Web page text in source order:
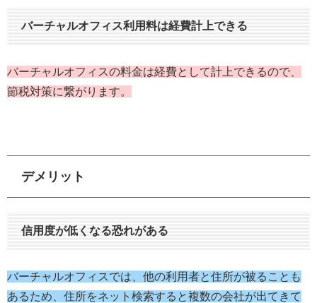
バーチャルオフィス利用料は経費計上できる
バーチャルオフィスの料金は経費として計上できるので、
節税対策に繋がります。
デメリット
信用度が低くなる恐れがある
バーチャルオフィスでは、他の利用者と住所が被ることも
あるため、住所をネット検索すると複数の会社が出てきて